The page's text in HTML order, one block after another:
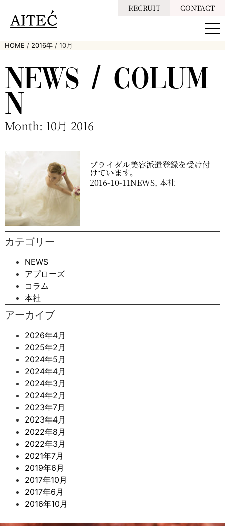
CONTACT
RECRUIT
HOME / 2016年/ 10月
NEWS / COLUM
N
Month: 10月 2016
ブライダル美容派遣登録を受け付
けています。
2016-10-11NEWS, 本社
カテゴリー
NEWS
アプローズ
コラム
本社
アーカイブ
2026年4月
2025年2月
2024年5月
2024年4月
2024年3月
2024年2月
2023年7月
2023年4月
2022年8月
2022年3月
2021年7月
2019年6月
2017年10月
2017年6月
2016年10月